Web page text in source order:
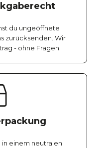
du ungeöffnete
zurücksenden. Wir
- ohne Fragen.
einem neutralen